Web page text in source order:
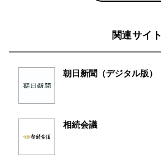
関連サイト
朝日新聞（デジタル版）
相続会議